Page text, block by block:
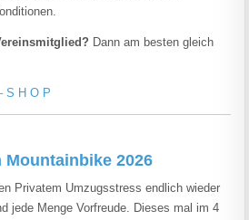
Dann am besten gleich
Mountainbike 2026
Privatem Umzugsstress endlich wieder
jede Menge Vorfreude. Dieses mal im 4